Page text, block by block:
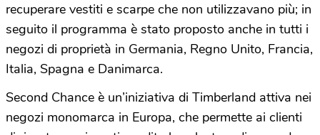
recuperare vestiti e scarpe che non utilizzavano più; in
seguito il programma è stato proposto anche in tutti i
negozi di proprietà in Germania, Regno Unito, Francia,
Italia, Spagna e Danimarca.
Second Chance è un’iniziativa di Timberland attiva nei
negozi monomarca in Europa, che permette ai clienti